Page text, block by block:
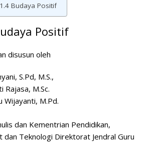
Budaya Positif
Positif
disusun oleh
S.Pd, M.S.,
Rajasa, M.Sc.
Wijayanti, M.Pd.
dan Kementrian Pendidikan,
dan Teknologi Direktorat Jendral Guru